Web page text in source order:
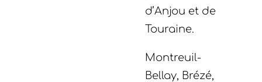
d’Anjou et de
Touraine.
Montreuil-
Bellay, Brézé,